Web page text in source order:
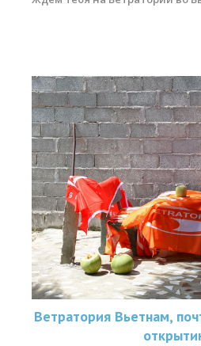
Ветратория Вьетнам,